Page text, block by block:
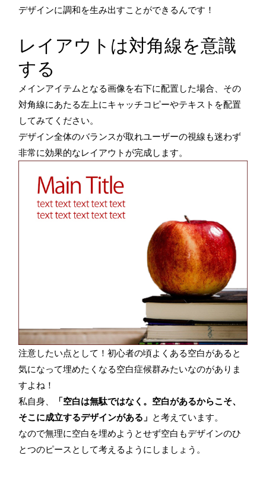
デザインに調和を生み出すことができるんです！
レイアウトは対角線を意識
する
メインアイテムとなる画像を右下に配置した場合、その
対角線にあたる左上にキャッチコピーやテキストを配置
してみてください。
デザイン全体のバランスが取れユーザーの視線も迷わず
非常に効果的なレイアウトが完成します。
注意したい点として！初心者の頃よくある空白があると
気になって埋めたくなる空白症候群みたいなのがありま
すよね！
私自身、
「空白は無駄ではなく。空白があるからこそ、
そこに成立するデザインがある」 と考えています。
なので無理に空白を埋めようとせず空白もデザインのひ
とつのピースとして考えるようにしましょう。